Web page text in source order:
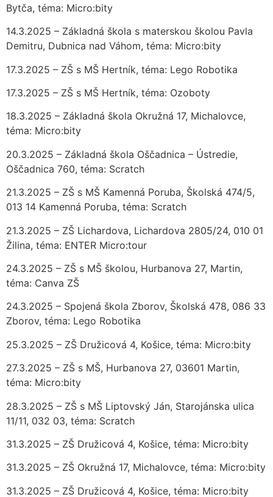
Bytča, téma: Micro:bity
14.3.2025 – Základná škola s materskou školou Pavla
Demitru, Dubnica nad Váhom, téma: Micro:bity
17.3.2025 – ZŠ s MŠ Hertník, téma: Lego Robotika
17.3.2025 – ZŠ s MŠ Hertník, téma: Ozoboty
18.3.2025 – Základná škola Okružná 17, Michalovce,
téma: Micro:bity
20.3.2025 – Základná škola Oščadnica – Ústredie,
Oščadnica 760, téma: Scratch
21.3.2025 – ZŠ s MŠ Kamenná Poruba, Školská 474/5,
013 14 Kamenná Poruba, téma: Scratch
21.3.2025 – ZŠ Lichardova, Lichardova 2805/24, 010 01
Žilina, téma: ENTER Micro:tour
24.3.2025 – ZŠ s MŠ školou, Hurbanova 27, Martin,
téma: Canva ZŠ
24.3.2025 – Spojená škola Zborov, Školská 478, 086 33
Zborov, téma: Lego Robotika
25.3.2025 – ZŠ Družicová 4, Košice, téma: Micro:bity
27.3.2025 – ZŠ s MŠ, Hurbanova 27, 03601 Martin,
téma: Micro:bity
28.3.2025 – ZŠ s MŠ Liptovský Ján, Starojánska ulica
11/11, 032 03, téma: Scratch
31.3.2025 – ZŠ Družicová 4, Košice, téma: Micro:bity
31.3.2025 – ZŠ Okružná 17, Michalovce, téma: Micro:bity
31.3.2025 – ZŠ Družicová 4, Košice, téma: Micro:bity